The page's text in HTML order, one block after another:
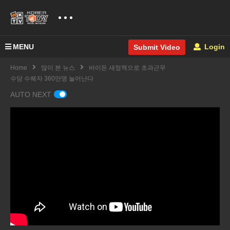
MENU Submit Video Login
Home 많이 본 뉴스
바이든 새정책으로 초과근무
수당 수혜자 360만명 늘어난다
AUTO NEXT